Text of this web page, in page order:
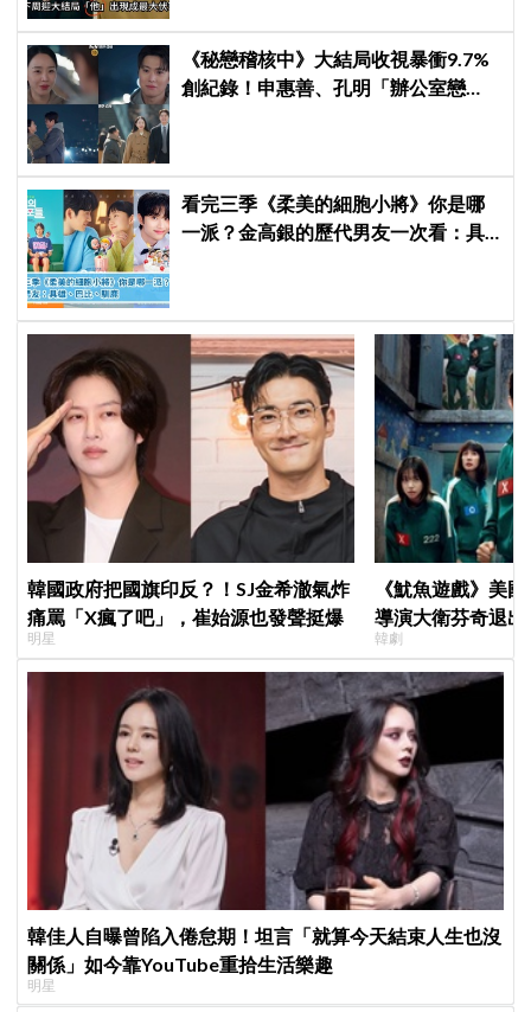
《秘戀稽核中》大結局收視暴衝9.7%
創紀錄！申惠善、孔明「辦公室戀
看完三季《柔美的細胞小將》你是哪
一派？金高銀的歷代男友一次看：具
韓國政府把國旗印反？！SJ金希澈氣炸
痛罵「X瘋了吧」，崔始源也發聲挺爆
明星
《魷魚遊戲》美
導演大衛芬奇退
聞也破局
韓劇
韓佳人自曝曾陷入倦怠期！坦言「就算今天結束人生也沒
關係」如今靠YouTube重拾生活樂趣
明星